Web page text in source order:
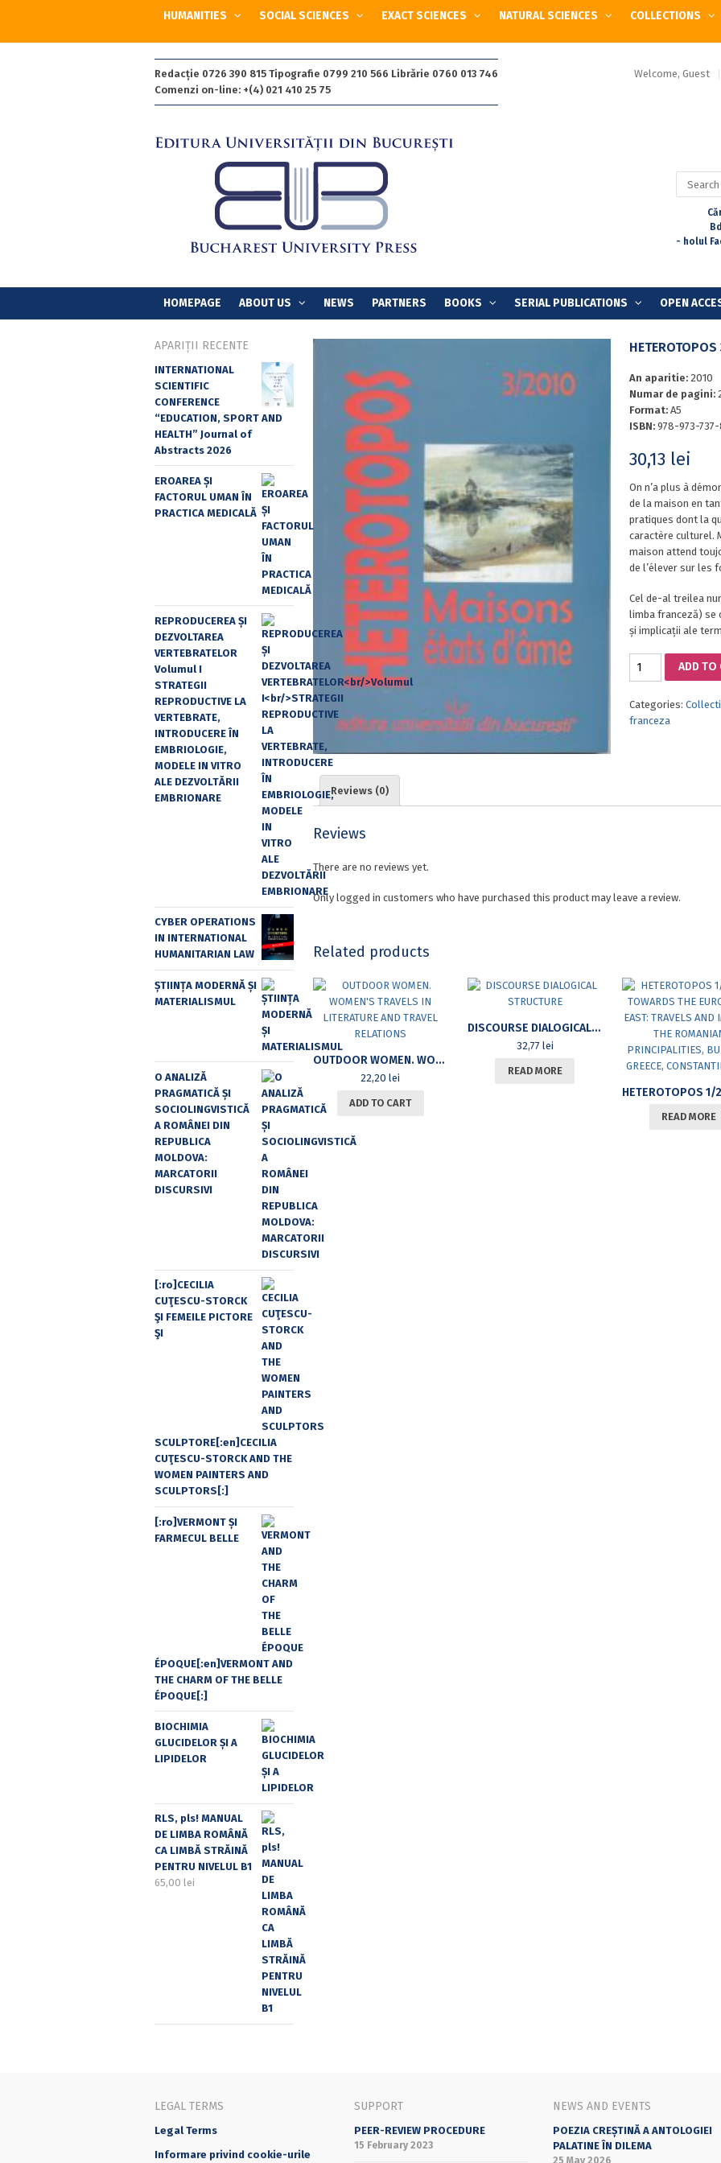
HUMANITIES SOCIAL SCIENCES EXACT SCIENCES NATURAL SCIENCES COLLECTIONS
Redacție 0726 390 815 Tipografie 0799 210 566 Librărie 0760 013 746
Comenzi on-line: +(4) 021 410 25 75
Welcome, Guest
Search
for:
- holul
HOMEPAGE ABOUT US NEWS PARTNERS BOOKS SERIAL PUBLICATIONS OPEN
An aparitie: 2010
Numar de pagini:
Format: A5
ISBN: 978-973-
30,13 lei
On n’a plus à
de la maison en
pratiques dont la
caractère culturel.
maison attend
de l’élever sur les
Cel de-al treilea
limba franceză) se
și implicații ale
HETEROTOPOS
OF
SOUL
ADD TO
Categories:
franceza
Reviews (0)
Reviews
There are no reviews yet.
Only logged in customers who have purchased this product may leave a review.
Related products
OUTDOOR WOMEN. WOMEN’S TRAVELS IN LITERATURE AND TRAVEL RELATIONS
22,20lei
ADD TO CART
DISCOURSE DIALOGICAL STRUCTURE
32,77 lei
READ MORE
READ MORE
APARIȚII RECENTE
INTERNATIONAL
SCIENTIFIC
CONFERENCE
“EDUCATION, SPORT AND
HEALTH” Journal of
Abstracts 2026
EROAREA ȘI
FACTORUL UMAN ÎN
PRACTICA MEDICALĂ
REPRODUCEREA ȘI
DEZVOLTAREA
VERTEBRATELOR
Volumul I
STRATEGII
REPRODUCTIVE LA
VERTEBRATE,
INTRODUCERE ÎN
EMBRIOLOGIE,
MODELE IN VITRO
ALE DEZVOLTĂRII
EMBRIONARE
CYBER OPERATIONS
IN INTERNATIONAL
HUMANITARIAN LAW
ȘTIINȚA MODERNĂ ȘI
MATERIALISMUL
O ANALIZĂ
PRAGMATICĂ ȘI
SOCIOLINGVISTICĂ
A ROMÂNEI DIN
REPUBLICA
MOLDOVA:
MARCATORII
DISCURSIVI
[:ro]CECILIA
CUŢESCU-STORCK
ŞI FEMEILE PICTORE
ŞI
SCULPTORE[:en]CECILIA
CUŢESCU-STORCK AND THE
WOMEN PAINTERS AND
SCULPTORS[:]
[:ro]VERMONT ȘI
FARMECUL BELLE
ÉPOQUE[:en]VERMONT AND
THE CHARM OF THE BELLE
ÉPOQUE[:]
BIOCHIMIA
GLUCIDELOR ȘI A
LIPIDELOR
RLS, pls! MANUAL
DE LIMBA ROMÂNĂ
CA LIMBĂ STRĂINĂ
PENTRU NIVELUL B1
65,00 lei
LEGAL TERMS
Legal Terms
Informare privind cookie-urile
SUPPORT
PEER-REVIEW PROCEDURE
15 February 2023
NEWS AND EVENTS
POEZIA CREȘTINĂ A ANTOLOGIEI
PALATINE ÎN DILEMA
25 May 2026